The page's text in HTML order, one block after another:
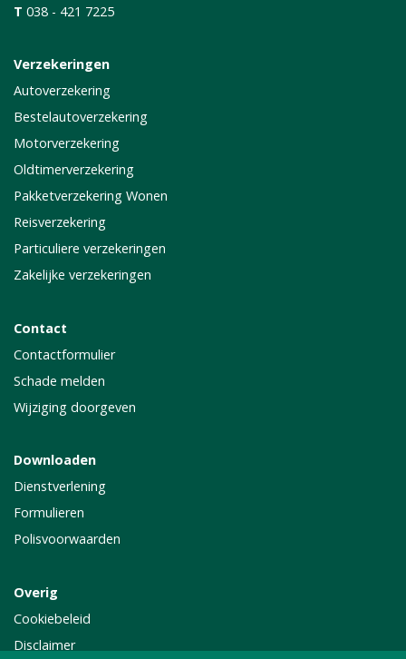
T 038 - 421 7225
Verzekeringen
Autoverzekering
Bestelautoverzekering
Motorverzekering
Oldtimerverzekering
Pakketverzekering Wonen
Reisverzekering
Particuliere verzekeringen
Zakelijke verzekeringen
Contact
Contactformulier
Schade melden
Wijziging doorgeven
Downloaden
Dienstverlening
Formulieren
Polisvoorwaarden
Overig
Cookiebeleid
Disclaimer